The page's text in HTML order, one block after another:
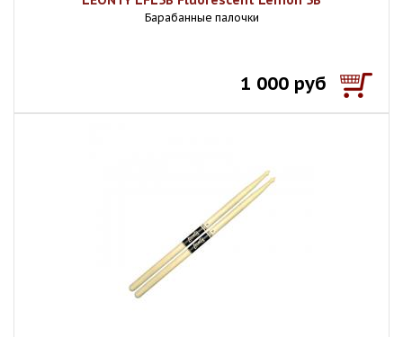
Барабанные палочки
1 000 руб